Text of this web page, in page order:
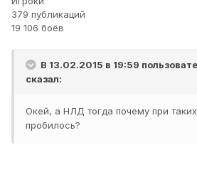
379 публикаций
19 106 боёв
В 13.02.2015 в 19:59
сказал:
Окей, а НЛД тогда почему при
пробилось?